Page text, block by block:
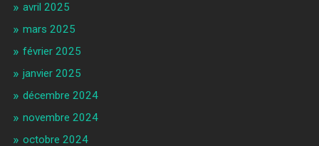
avril 2025
mars 2025
février 2025
janvier 2025
décembre 2024
novembre 2024
octobre 2024